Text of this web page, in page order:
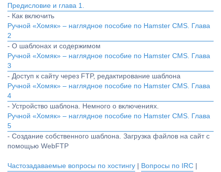
Предисловие и глава 1.
- Как включить
Ручной «Хомяк» – наглядное пособие по Hamster CMS. Глава
2
- О шаблонах и содержимом
Ручной «Хомяк» – наглядное пособие по Hamster CMS. Глава
3
- Доступ к сайту через FTP, редактирование шаблона
Ручной «Хомяк» – наглядное пособие по Hamster CMS. Глава
4
- Устройство шаблона. Немного о включениях.
Ручной «Хомяк» – наглядное пособие по Hamster CMS. Глава
5
- Создание собственного шаблона. Загрузка файлов на сайт с
помощью WebFTP
Частозадаваемые вопросы по хостингу Вопросы по IRC